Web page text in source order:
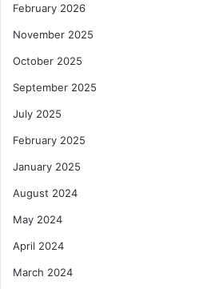
February 2026
November 2025
October 2025
September 2025
July 2025
February 2025
January 2025
August 2024
May 2024
April 2024
March 2024